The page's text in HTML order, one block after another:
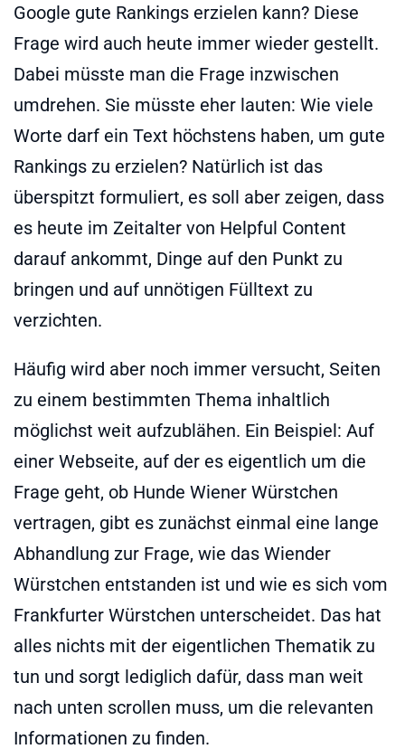
Google gute Rankings erzielen kann? Diese
Frage wird auch heute immer wieder gestellt.
Dabei müsste man die Frage inzwischen
umdrehen. Sie müsste eher lauten: Wie viele
Worte darf ein Text höchstens haben, um gute
Rankings zu erzielen? Natürlich ist das
überspitzt formuliert, es soll aber zeigen, dass
es heute im Zeitalter von Helpful Content
darauf ankommt, Dinge auf den Punkt zu
bringen und auf unnötigen Fülltext zu
verzichten.
Häufig wird aber noch immer versucht, Seiten
zu einem bestimmten Thema inhaltlich
möglichst weit aufzublähen. Ein Beispiel: Auf
einer Webseite, auf der es eigentlich um die
Frage geht, ob Hunde Wiener Würstchen
vertragen, gibt es zunächst einmal eine lange
Abhandlung zur Frage, wie das Wiender
Würstchen entstanden ist und wie es sich vom
Frankfurter Würstchen unterscheidet. Das hat
alles nichts mit der eigentlichen Thematik zu
tun und sorgt lediglich dafür, dass man weit
nach unten scrollen muss, um die relevanten
Informationen zu finden.